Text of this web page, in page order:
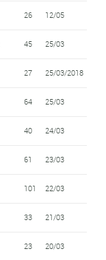
26 12/05
45 25/03
27 25/03/2018
64 25/03
40 24/03
61 23/03
101 22/03
33 21/03
23 20/03